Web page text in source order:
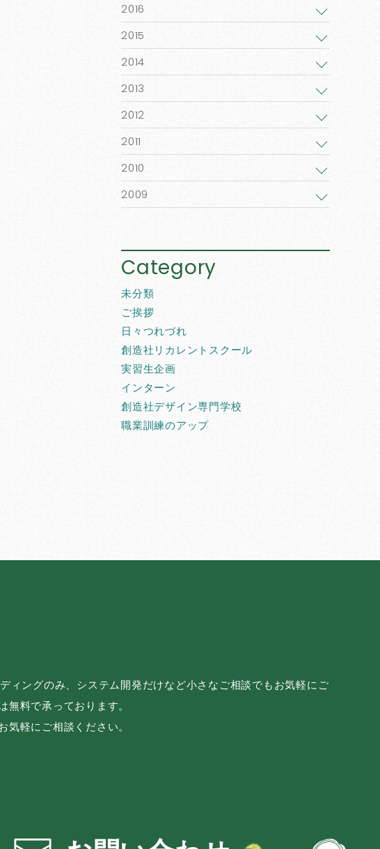
2016
2015
2014
2013
2012
2011
2010
2009
Category
未分類
ご挨拶
日々つれづれ
創造社リカレントスクール
実習生企画
インターン
創造社デザイン専門学校
職業訓練のアップ
ィングのみ、システム開発だけなど小さなご相談でもお気軽にご
料で承っております。
軽にご相談ください。